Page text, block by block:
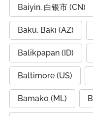
Baiyin, 白银市 (CN)
Baku, Bakı (AZ)
Balikpapan (ID)
Baltimore (US)
Bamako (ML)